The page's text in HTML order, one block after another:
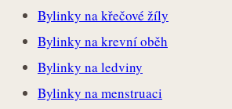
Bylinky na křečové žíly
Bylinky na krevní oběh
Bylinky na ledviny
Bylinky na menstruaci